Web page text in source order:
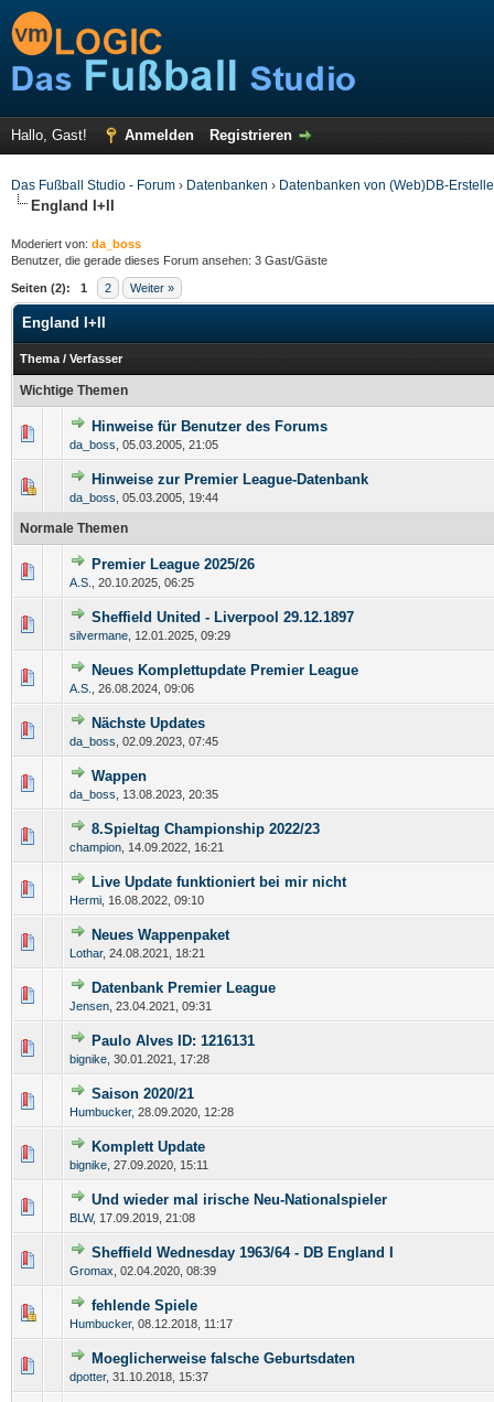
Hallo, Gast! Anmelden Registrieren
Das Fußball Studio - Forum › Datenbanken › Datenbanken von (Web)DB-
England I+II
Moderiert von: da_boss
Benutzer, die gerade dieses Forum ansehen: 3 Gast/Gäste
Seiten (2): 1 2 Weiter »
England I+II
Thema / Verfasser
Wichtige Themen
Hinweise für Benutzer des Forums
da_boss 05.03.2005, 21:05
Hinweise zur Premier League-Datenbank
da_boss 05.03.2005, 19:44
Normale Themen
Premier League 2025/26
A.S. 20.10.2025, 06:25
Sheffield United - Liverpool 29.12.1897
silvermane 12.01.2025, 09:29
Neues Komplettupdate Premier League
A.S. 26.08.2024, 09:06
Nächste Updates
da_boss 02.09.2023, 07:45
Wappen
da_boss 13.08.2023, 20:35
8.Spieltag Championship 2022/23
champion 14.09.2022, 16:21
Live Update funktioniert bei mir nicht
Hermi 16.08.2022, 09:10
Neues Wappenpaket
Lothar, 24.08.2021, 18:21
Datenbank Premier League
Jensen 23.04.2021, 09:31
Paulo Alves ID: 1216131
bignike 30.01.2021, 17:28
Saison 2020/21
Humbucker, 28.09.2020, 12:28
Komplett Update
bignike 27.09.2020, 15:11
Und wieder mal irische Neu-Nationalspieler
BLW, 17.09.2019, 21:08
Sheffield Wednesday 1963/64 - DB England I
Gromax 02.04.2020, 08:39
fehlende Spiele
Humbucker, 08.12.2018, 11:17
Moeglicherweise falsche Geburtsdaten
dpotter, 31.10.2018, 15:37